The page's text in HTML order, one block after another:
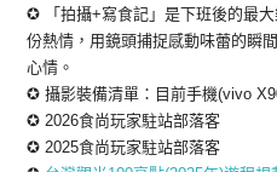
✪ 「拍攝+寫食記」是下班後的最
份熱情，用鏡頭捕捉感動味蕾的瞬
心情。
✪ 攝影裝備清單：目前手機(vivo
✪ 2026食尚玩家駐站部落客
✪ 2025食尚玩家駐站部落客